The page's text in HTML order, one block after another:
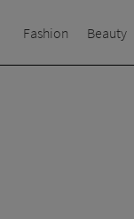
Fashion Beauty